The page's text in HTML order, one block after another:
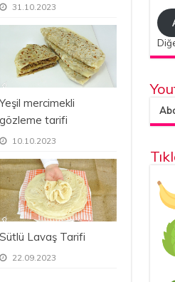
31.10.2023
mercimekli
gözleme tarifi
10.10.2023
Sütlü Lavaş Tarifi
22.09.2023